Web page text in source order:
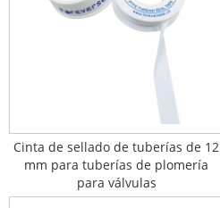
Cinta de sellado de tuberías de 12
mm para tuberías de plomería
para válvulas